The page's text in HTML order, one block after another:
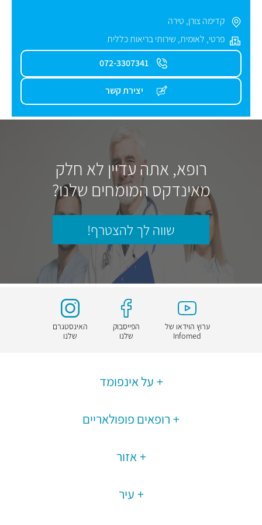
קדימה צורן, טירה
פרטי, לאומית, שירותי בריאות כללית
072-3307341
יצירת קשר
רופא, אתה עדיין לא חלק
מאינדקס המומחים שלנו?
שווה לך להצטרף!
ערוץ הוידאו של
Infomed
הפייסבוק
שלנו
האינסטגרם
שלנו
על אינפומד
רופאים פופולאריים
אזור
עיר